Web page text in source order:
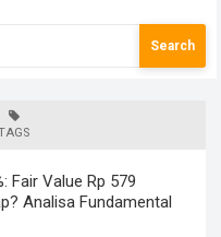
Fair Value Rp 579
Analisa Fundamental